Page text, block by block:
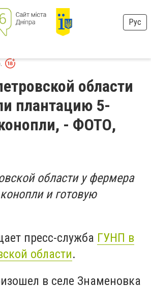
Рус
области
плантацию 5-
- ФОТО,
области у фермера
и готовую
пресс-служба ГУНП в
области.
в селе Знаменовка